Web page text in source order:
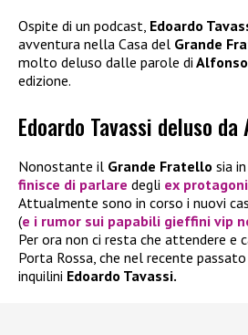
Ospite di un podcast, Edoardo
avventura nella Casa del Grande
molto deluso dalle parole di
edizione.
Edoardo Tavassi deluso
Nonostante il Grande Fratello sia
finisce di parlare degli ex
Attualmente sono in corso i nuovi
(e i rumor sui papabili gieffini vip
Per ora non ci resta che attendere e
Porta Rossa, che nel recente
inquilini Edoardo Tavassi.